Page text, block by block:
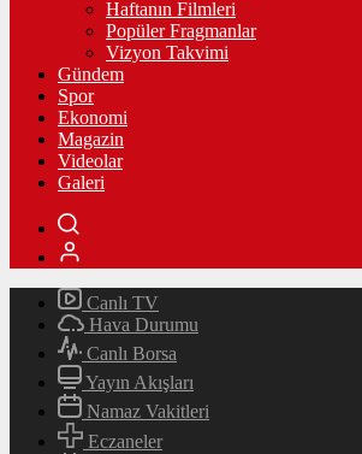
Haftanın Filmleri
Popüler Fragmanlar
Vizyon Takvimi
Gündem
Spor
Ekonomi
Magazin
Videolar
Galeri
Canlı TV
Hava Durumu
Canlı Borsa
Yayın Akışları
Namaz Vakitleri
Eczaneler